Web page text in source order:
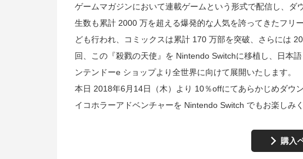
ゲームマガジンにおいて連載ゲームという形式で配信し、
生数も累計 2000 万を超える爆発的な人気を誇ってきたフリ
ども行われ、コミックスは累計 170 万部を突破、さらには
回、この『殺戮の天使』を Nintendo Switchに移植し、日本
ンテンドーe ショップより全世界に向けて展開いたします。
本日 2018年6月14日（木）より 10％offにてあらかじめダウ
イコホラーアドベンチャーを Nintendo Switch でもお楽しみく
購入